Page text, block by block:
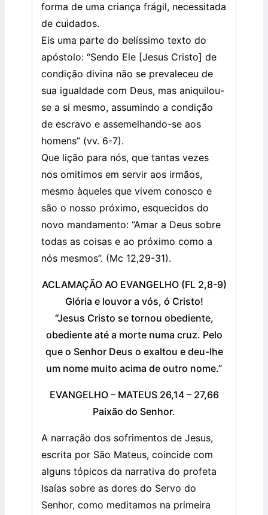
forma de uma criança frágil, necessitada
de cuidados.
Eis uma parte do belíssimo texto do
apóstolo: “Sendo Ele [Jesus Cristo] de
condição divina não se prevaleceu de
sua igualdade com Deus, mas aniquilou-
se a si mesmo, assumindo a condição
de escravo e assemelhando-se aos
homens” (vv. 6-7).
Que lição para nós, que tantas vezes
nos omitimos em servir aos irmãos,
mesmo àqueles que vivem conosco e
são o nosso próximo, esquecidos do
novo mandamento: “Amar a Deus sobre
todas as coisas e ao próximo como a
nós mesmos”. (Mc 12,29-31).
ACLAMAÇÃO AO EVANGELHO (FL 2,8-9)
Glória e louvor a vós, ó Cristo!
“Jesus Cristo se tornou obediente,
obediente até a morte numa cruz. Pelo
que o Senhor Deus o exaltou e deu-lhe
um nome muito acima de outro nome.”
EVANGELHO – MATEUS 26,14 – 27,66
Paixão do Senhor.
A narração dos sofrimentos de Jesus,
escrita por São Mateus, coincide com
alguns tópicos da narrativa do profeta
Isaías sobre as dores do Servo do
Senhor, como meditamos na primeira